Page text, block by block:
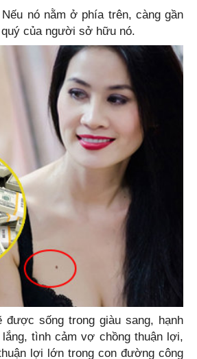
nó nằm ở phía trên, càng gần
của người sở hữu nó.
sống trong giàu sang, hạnh
tình cảm vợ chồng thuận lợi,
lợi lớn trong con đường công